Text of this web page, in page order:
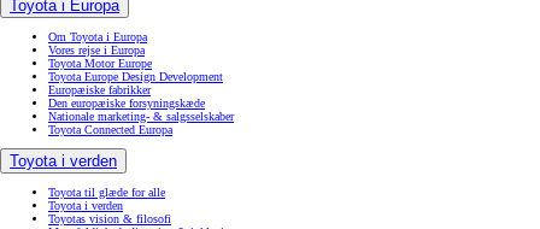
Toyota i Europa
Om Toyota i Europa
Vores rejse i Europa
Toyota Motor Europe
Toyota Europe Design Development
Europæiske fabrikker
Den europæiske forsyningskæde
Nationale marketing- & salgsselskaber
Toyota Connected Europa
Toyota i verden
Toyota til glæde for alle
Toyota i verden
Toyotas vision & filosofi